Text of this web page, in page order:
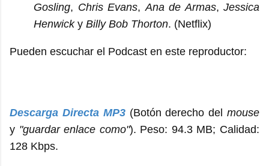
Gosling, Chris Evans, Ana de Armas, Jessica
Henwicky Billy Bob Thorton. (Netflix)
Pueden escuchar el Podcast en este reproductor:
Descarga Directa MP3(Botón derecho delmouse
y "guardar enlace como"). Peso: 94.3 MB; Calidad:
128 Kbps.